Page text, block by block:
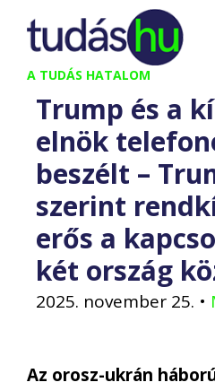
Kilépés
tartalomba
A TUDÁS HATALOM
Trump és a
elnök
beszélt –
szerint
erős a
két ország
2025. november 25. •
Az orosz-ukrán